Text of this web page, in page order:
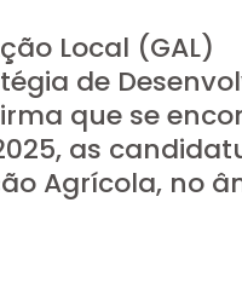
Local (GAL)
de
que se
as
Agrícola, no